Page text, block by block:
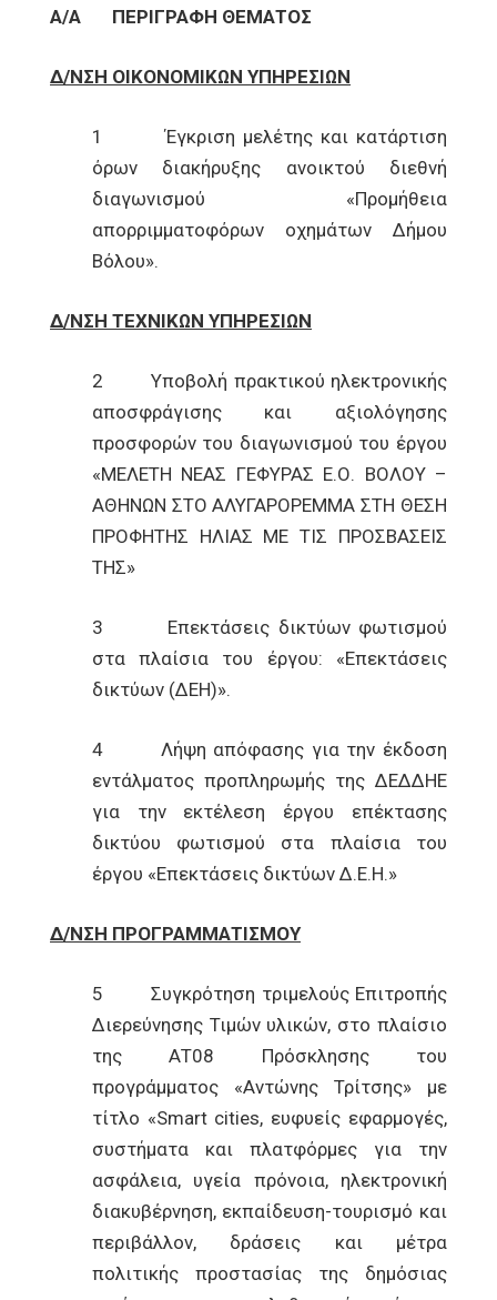
Α/Α ΠΕΡΙΓΡΑΦΗ ΘΕΜΑΤΟΣ
Δ/ΝΣΗ ΟΙΚΟΝΟΜΙΚΩΝ ΥΠΗΡΕΣΙΩΝ
1 Έγκριση μελέτης και κατάρτιση
όρων διακήρυξης ανοικτού διεθνή
διαγωνισμού «Προµήθεια
απορριμματοφόρων οχηµάτων ∆ήμου
Βόλου».
Δ/ΝΣΗ ΤΕΧΝΙΚΩΝ ΥΠΗΡΕΣΙΩΝ
2 Υποβολή πρακτικού ηλεκτρονικής
αποσφράγισης και αξιολόγησης
προσφορών του διαγωνισμού του έργου
«ΜΕΛΕΤΗ ΝΕΑΣ ΓΕΦΥΡΑΣ Ε.Ο. ΒΟΛΟΥ –
ΑΘΗΝΩΝ ΣΤΟ ΑΛΥΓΑΡΟΡΕΜΜΑ ΣΤΗ ΘΕΣΗ
ΠΡΟΦΗΤΗΣ ΗΛΙΑΣ ΜΕ ΤΙΣ ΠΡΟΣΒΑΣΕΙΣ
ΤΗΣ»
3 Επεκτάσεις δικτύων φωτισμού
στα πλαίσια του έργου: «Επεκτάσεις
δικτύων (ΔΕΗ)».
4 Λήψη απόφασης για την έκδοση
εντάλματος προπληρωμής της ΔΕΔΔΗΕ
για την εκτέλεση έργου επέκτασης
δικτύου φωτισμού στα πλαίσια του
έργου «Επεκτάσεις δικτύων Δ.Ε.Η.»
Δ/ΝΣΗ ΠΡΟΓΡΑΜΜΑΤΙΣΜΟΥ
5 Συγκρότηση τριμελούς Επιτροπής
Διερεύνησης Τιμών υλικών, στο πλαίσιο
της ΑΤ08 Πρόσκλησης του
προγράμματος «Αντώνης Τρίτσης» με
τίτλο «Smart cities, ευφυείς εφαρμογές,
συστήματα και πλατφόρμες για την
ασφάλεια, υγεία πρόνοια, ηλεκτρονική
διακυβέρνηση, εκπαίδευση-τουρισμό και
περιβάλλον, δράσεις και μέτρα
πολιτικής προστασίας της δημόσιας